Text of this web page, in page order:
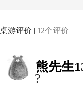
桌游评价 | 12个评价
熊先生
?